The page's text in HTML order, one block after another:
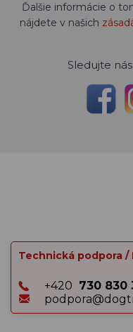
Ďalšie informácie o
nájdete v našich
Sledujte
Technická podpora /
+420 730 830